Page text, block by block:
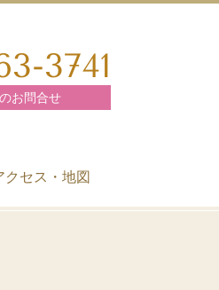
3741
お問合せ
クセス・地図